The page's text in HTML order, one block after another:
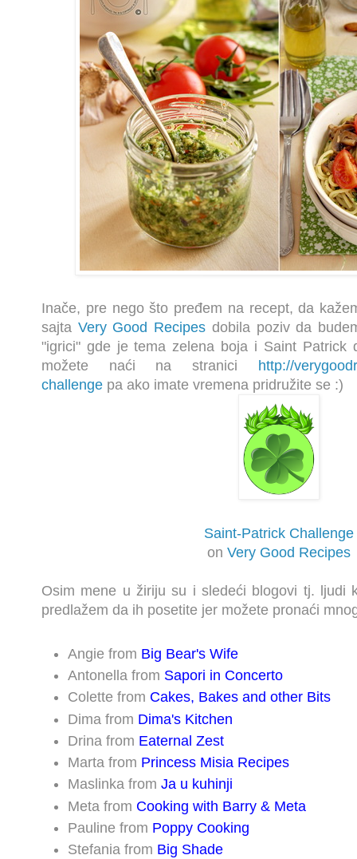
Inače, pre nego što pređem na recept, da
sajta Very Good Recipes dobila poziv da
"igrici" gde je tema zelena boja i Saint Patrick
možete naći na stranici http://
challenge pa ako imate vremena pridružite se :)
Saint-Patrick Challenge
on Very Good Recipes
Osim mene u žiriju su i sledeći blogovi tj. ljudi
predlažem da ih posetite jer možete pronaći
Angie from Big Bear's Wife
Antonella from Sapori in Concerto
Colette from Cakes, Bakes and other Bits
Dima from Dima's Kitchen
Drina from Eaternal Zest
Marta from Princess Misia Recipes
Maslinka from Ja u kuhinji
Meta from Cooking with Barry & Meta
Pauline from Poppy Cooking
Stefania from Big Shade